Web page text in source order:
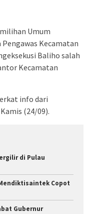
Umum
Kecamatan
Baliho salah
Kecamatan
info dari
(24/09).
di Pulau
Copot
Gubernur